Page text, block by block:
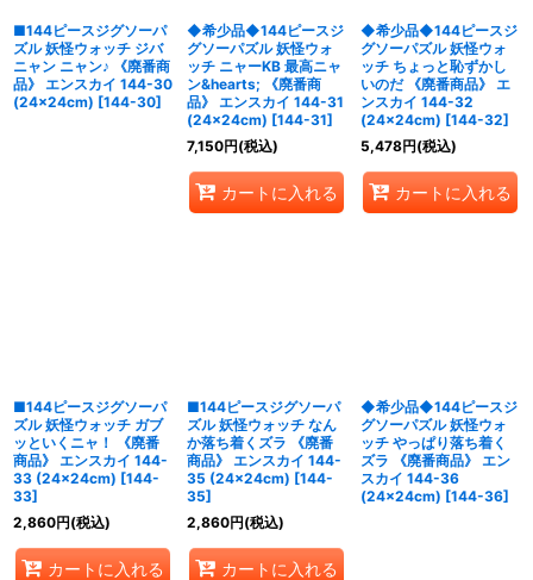
■144ピースジグソーパ
ズル 妖怪ウォッチ ジバ
ニャン ニャン♪ 《廃番商
品》 エンスカイ 144-30
(24×24cm) [144-30]
◆希少品◆144ピースジ
グソーパズル 妖怪ウォ
ッチ ニャーKB 最高ニャ
ン&hearts; 《廃番商
品》 エンスカイ 144-31
(24×24cm) [144-31]
7,150円(税込)
カートに入れる
◆希少品◆144ピースジ
グソーパズル 妖怪ウォ
ッチ ちょっと恥ずかし
いのだ 《廃番商品》 エ
ンスカイ 144-32
(24×24cm) [144-32]
5,478円(税込)
カートに入れる
■144ピースジグソーパ
ズル 妖怪ウォッチ ガブ
ッといくニャ！ 《廃番
商品》 エンスカイ 144-
33 (24×24cm) [144-
33]
2,860円(税込)
カートに入れる
■144ピースジグソーパ
ズル 妖怪ウォッチ なん
か落ち着くズラ 《廃番
商品》 エンスカイ 144-
35 (24×24cm) [144-
35]
2,860円(税込)
カートに入れる
◆希少品◆144ピースジ
グソーパズル 妖怪ウォ
ッチ やっぱり落ち着く
ズラ 《廃番商品》 エン
スカイ 144-36
(24×24cm) [144-36]